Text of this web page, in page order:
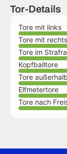
Tor-Details
Tore mit links
Tore mit rechts
Tore im
Kopfballtore
Tore
Elfmetertore
Tore nach